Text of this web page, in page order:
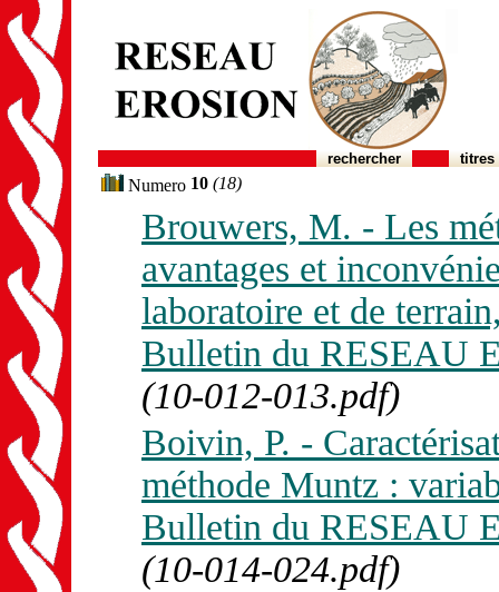
rechercher titres
Numero 10 (18)
Brouwers, M. - Les
avantages et
laboratoire et de
Bulletin du RESEAU
(10-012-013.pdf)
Boivin, P. -
méthode Muntz :
Bulletin du RESEAU
(10-014-024.pdf)